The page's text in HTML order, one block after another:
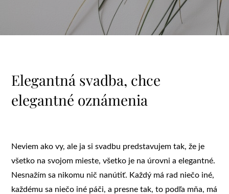
Elegantná svadba, chce
elegantné oznámenia
Neviem ako vy, ale ja si svadbu predstavujem tak, že je
všetko na svojom mieste, všetko je na úrovni a elegantné.
Nesnažím sa nikomu nič nanútiť. Každý má rad niečo iné,
každému sa niečo iné páči, a presne tak, to podľa mňa, má